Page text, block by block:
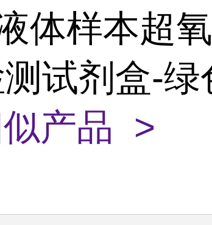
体样本超
试剂盒-绿
产品 >